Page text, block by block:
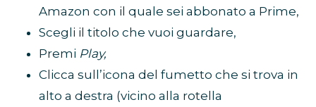
Amazon con il quale sei abbonato a Prime,
Scegli il titolo che vuoi guardare,
Premi Play,
Clicca sull’icona del fumetto che si trova in
alto a destra (vicino alla rotella